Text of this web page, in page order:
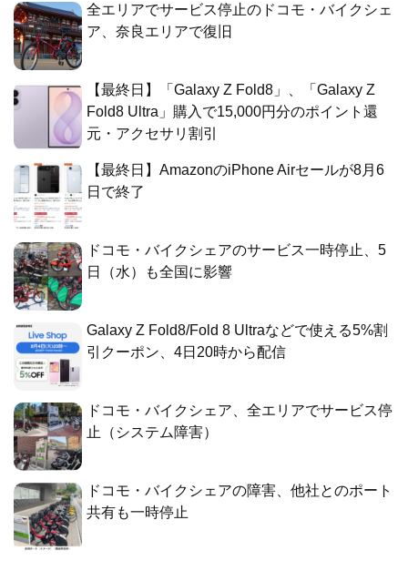
全エリアでサービス停止のドコモ・バイクシェ
ア、奈良エリアで復旧
【最終日】「Galaxy Z Fold8」、「Galaxy Z
Fold8 Ultra」購入で15,000円分のポイント還
元・アクセサリ割引
【最終日】AmazonのiPhone Airセールが8月6
日で終了
ドコモ・バイクシェアのサービス一時停止、5
日（水）も全国に影響
Galaxy Z Fold8/Fold 8 Ultraなどで使える5%割
引クーポン、4日20時から配信
ドコモ・バイクシェア、全エリアでサービス停
止（システム障害）
ドコモ・バイクシェアの障害、他社とのポート
共有も一時停止